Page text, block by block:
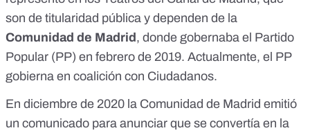
son de titularidad pública y dependen de la
Comunidad de Madrid , donde gobernaba el Partido
Popular (PP) en febrero de 2019. Actualmente, el PP
gobierna en coalición con Ciudadanos.
En diciembre de 2020 la Comunidad de Madrid emitió
un comunicado para anunciar que se convertía en la